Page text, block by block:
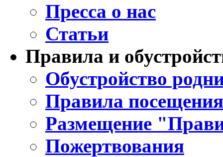
Пресса о нас
Статьи
Правила и
Обустройство
Правила
Размещение
Пожертвования